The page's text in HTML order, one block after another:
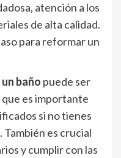
atención a los
de alta calidad.
para reformar un
baño puede ser
es importante
si no tienes
es crucial
y cumplir con las